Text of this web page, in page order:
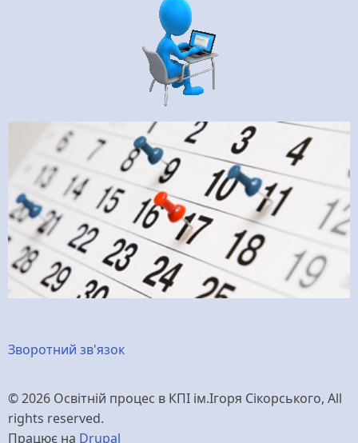
Меню
колонтитулу
Зворотний зв'язок
© 2026 Освітній процес в КПІ ім.Ігоря Сікорського, All
rights reserved.
Працює на Drupal